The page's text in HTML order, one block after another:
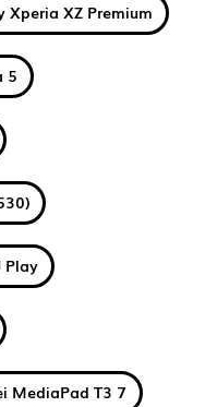
Xperia XZ Premium
5
Play
MediaPad T3 7